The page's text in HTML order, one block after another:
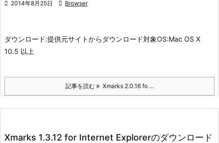
 2014年8月25日  Browser
ダウンロード:提供元サイトからダウンロード対象OS:Mac OS X
10.5 以上
記事を読む Xmarks 2.0.16 fo ...
Xmarks 1.3.12 for Internet Explorerのダウンロード